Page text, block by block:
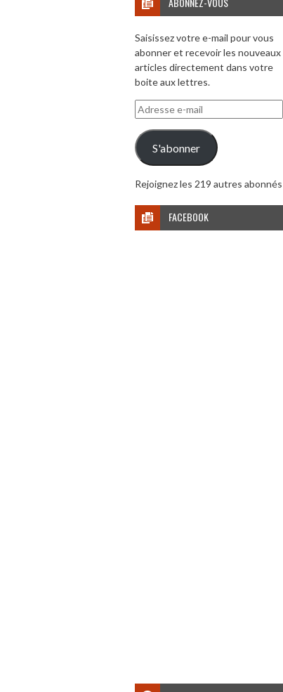
Saisissez votre e-mail pour vous
abonner et recevoir les nouveaux
articles directement dans votre
boite aux lettres.
Adresse
e-
mail
S'abonner
Rejoignez les 219 autres abonnés
FACEBOOK